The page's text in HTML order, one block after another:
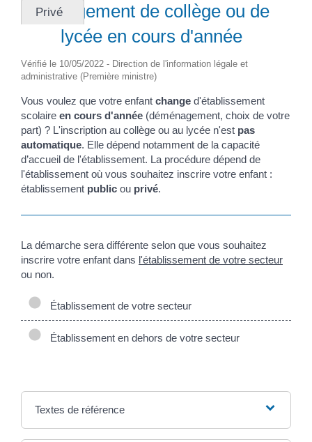
Changement de collège ou de
lycée en cours d'année
Vérifié le 10/05/2022 - Direction de l'information légale et
administrative (Première ministre)
Vous voulez que votre enfant change d'établissement
scolaire en cours d'année (déménagement, choix de votre
part) ? L'inscription au collège ou au lycée n'est pas
automatique. Elle dépend notamment de la capacité
d’accueil de l'établissement. La procédure dépend de
l'établissement où vous souhaitez inscrire votre enfant :
établissement public ou privé.
Privé
La démarche sera différente selon que vous souhaitez
inscrire votre enfant dans l'établissement de votre secteur
ou non.
Établissement de votre secteur
Établissement en dehors de votre secteur
Textes de référence